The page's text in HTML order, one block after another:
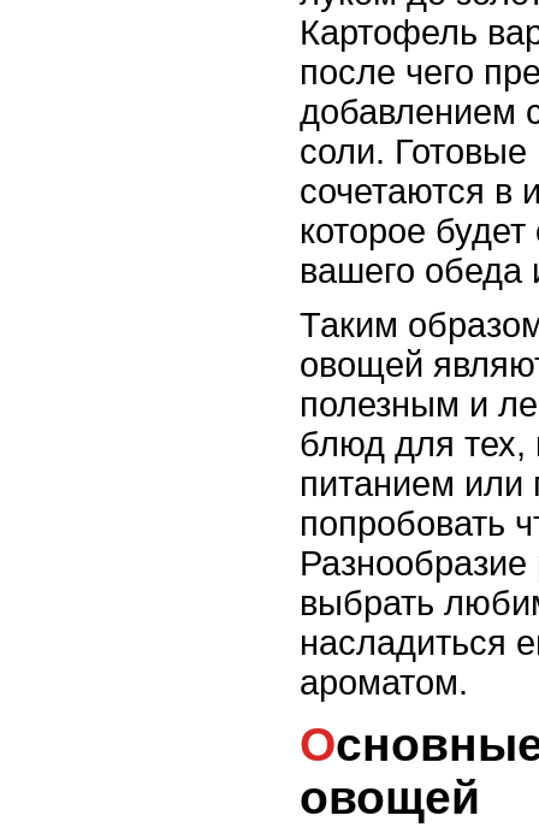
Картофель
после чего
добавлением
соли.
сочетаются в
которое
вашего обеда
Таким
овощей
полезным и
блюд для тех,
питанием или
попробовать
Разнообразие
выбрать
насладиться
ароматом.
Основные блюда из
овощей